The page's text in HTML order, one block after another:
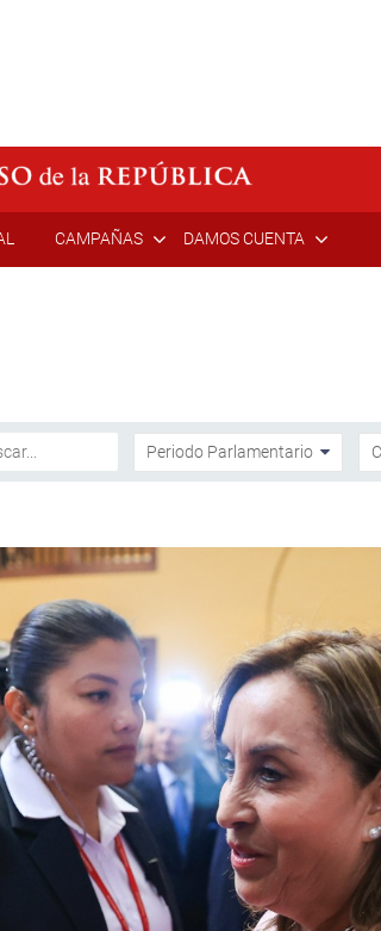
CAMPAÑAS DAMOS CUENTA